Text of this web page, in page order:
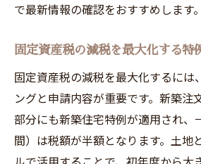
で最新情報の確認をおすすめします。
固定資産税の減税を最大化する特
固定資産税の減税を最大化するには
ングと申請内容が重要です。新築注
部分にも新築住宅特例が適用され、
間）は税額が半額となります。土地